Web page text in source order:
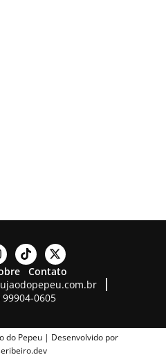
Contato
99904-0605
do Pepeu | Desenvolvido por